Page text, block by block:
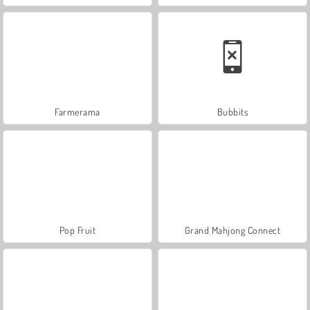
Farmerama Bubbits
Pop Fruit Grand Mahjong Connect